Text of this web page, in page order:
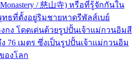
/ 慈山寺) หรือที่รู้จักกันใน
ธที่ตั้งอยู่ริมชายหาดรีพัลส์เบย์
งกง โดดเด่นด้วยรูปปั้นเจ้าแม่กวนอิมสี
76 เมตร ซึ่งเป็นรูปปั้นเจ้าแม่กวนอิม
องโลก